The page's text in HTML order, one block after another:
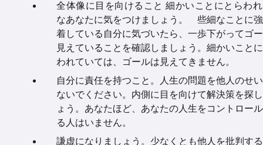
全体像に目を向けること 細かいことにとらわ
なあなたに気をつけましょう。 些細なことに
着している自分に気づいたら、一歩下がってゴ
見えていることを確認しましょう。細かいこと
われていては、ゴールは見えてきません。
自分に責任を持つこと。人生の問題を他人のせ
ないでください。内側に目を向けて解決策を探
ょう。あなたほど、あなたの人生をコントロー
る人はいません。
謙虚になりましょう。少なくとも他人を批判す